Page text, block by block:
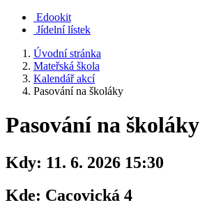
Edookit
Jídelní lístek
Úvodní stránka
Mateřská škola
Kalendář akcí
Pasování na školáky
Pasování na školáky
Kdy: 11. 6. 2026 15:30
Kde: Cacovická 4